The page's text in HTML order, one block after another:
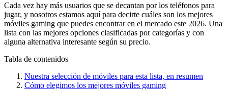
Cada vez hay más usuarios que se decantan por los teléfonos para
jugar, y nosotros estamos aquí para decirte cuáles son los mejores
móviles gaming que puedes encontrar en el mercado este 2026. Una
lista con las mejores opciones clasificadas por categorías y con
alguna alternativa interesante según su precio.
Tabla de contenidos
Nuestra selección de móviles para esta lista, en resumen
Cómo elegimos los mejores móviles gaming